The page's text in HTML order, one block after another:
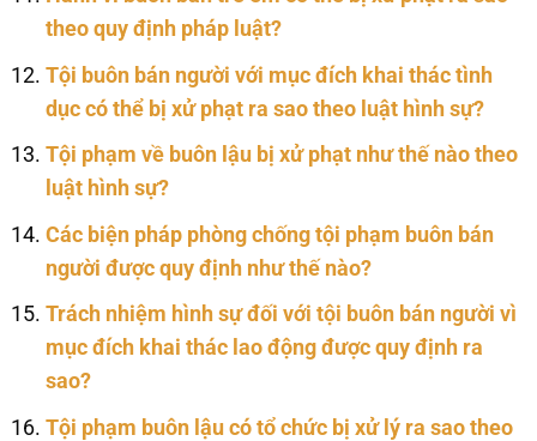
theo quy định pháp luật?
Tội buôn bán người với mục đích khai thác tình
dục có thể bị xử phạt ra sao theo luật hình sự?
Tội phạm về buôn lậu bị xử phạt như thế nào theo
luật hình sự?
Các biện pháp phòng chống tội phạm buôn bán
người được quy định như thế nào?
Trách nhiệm hình sự đối với tội buôn bán người vì
mục đích khai thác lao động được quy định ra
sao?
Tội phạm buôn lậu có tổ chức bị xử lý ra sao theo